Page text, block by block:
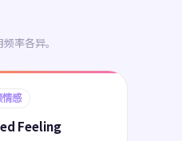
率各异。
感
Feeling